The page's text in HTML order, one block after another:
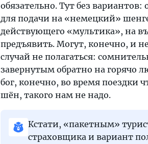
обязательно. Тут без
для подачи на «немецкий»
действующего «мультика», на
предъявить. Могут, конечно, и
случай не полагаться:
завернутым обратно на горячо
бог, конечно, во время поездки
шён, такого нам не надо.
Кстати, «пакетным»
страховщика и вариант